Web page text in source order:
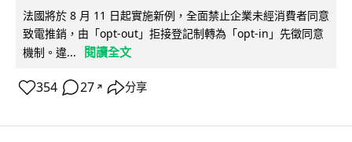
法國將於 8 月 11 日起實施新例，全面禁止企業未經消費者同意
致電推銷，由「opt-out」拒接登記制轉為「opt-in」先徵同意
機制。違...
閱讀全文
354 27 ↗ 分享